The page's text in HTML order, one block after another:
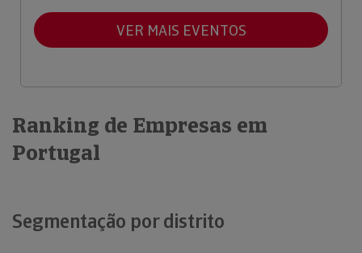
VER MAIS EVENTOS
Ranking de Empresas em
Portugal
Segmentação por distrito